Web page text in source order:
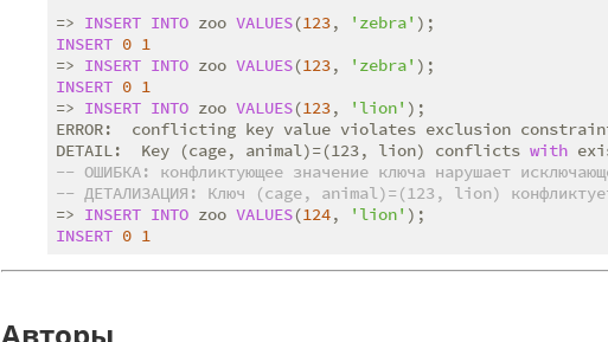
=> INSERT INTO zoo VALUES(123, 'zebra'
INSERT 0 1
=> INSERT INTO zoo VALUES(123, 'zebra'
INSERT 0 1
=> INSERT INTO zoo VALUES(123, 'lion' );
ERROR:  conflicting key value violates exclusion
DETAIL:  Key (cage, animal)=(123, lion) conflicts with
-- ОШИБКА: конфликтующее значение ключа нарушает
-- ДЕТАЛИЗАЦИЯ: Ключ (cage, animal)=(123, lion)
=> INSERT INTO zoo VALUES(124, 'lion'
INSERT 0 1